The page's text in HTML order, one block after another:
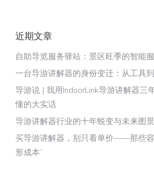
近期文章
自助导览服务驿站：景区旺季的智能
一台导游讲解器的身份变迁：从工具
导游说 | 我用IndoorLink导游讲解器三
懂的大实话
导游讲解器行业的十年蜕变与未来图景
买导游讲解器，别只看单价——那些
形成本”